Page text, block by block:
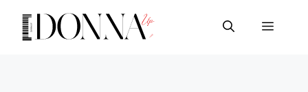
contenuto
Menu